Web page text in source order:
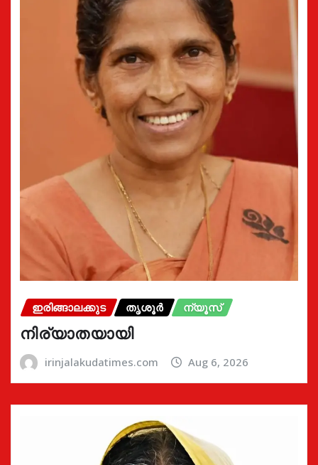
ഇരിങ്ങാലക്കുട തൃശൂർ ന്യൂസ്
നിര്യാതയായി
irinjalakudatimes.com Aug 6, 2026